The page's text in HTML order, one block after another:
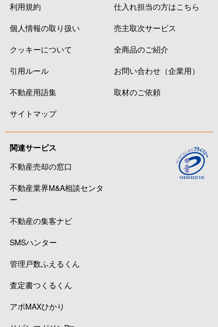
利用規約
個人情報の取り扱い
クッキーについて
引用ルール
不動産用語集
サイトマップ
仕入れ担当の方はこちら
売主取次サービス
全商品のご紹介
お問い合わせ（企業用）
取材のご依頼
関連サービス
不動産売却の窓口
不動産業界M&A相談センタ
ー
不動産の集客ナビ
SMSハンター
管理戸数ふえるくん
査定書つくるくん
アポMAXひかり